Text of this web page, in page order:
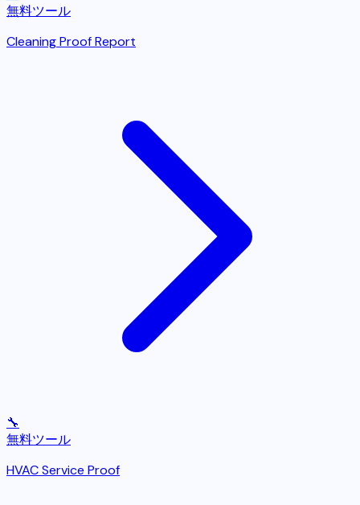
無料ツール
Cleaning Proof Report
🔧
無料ツール
HVAC Service Proof